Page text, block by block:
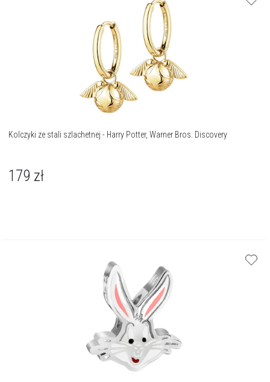
Kolczyki ze stali szlachetnej - Harry Potter, Warner Bros. Discovery
179 zł